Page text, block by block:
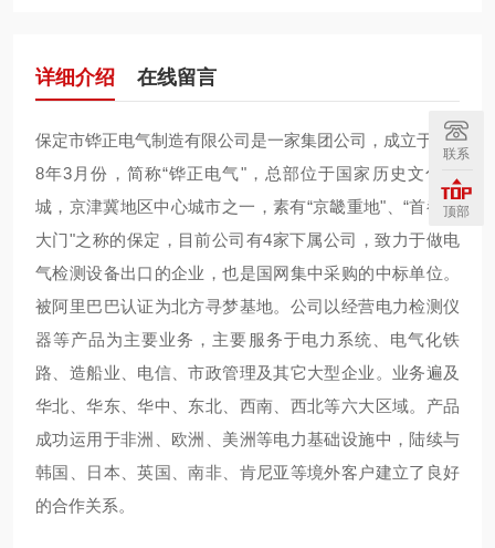
详细介绍 在线留言
保定市铧正电气制造有限公司是一家集团公司，成立于200
8年3月份，简称“铧正电气"，总部位于国家历史文化名
城，京津冀地区中心城市之一，素有“京畿重地"、“首都南
大门"之称的保定，目前公司有4家下属公司，致力于做电
气检测设备出口的企业，也是国网集中采购的中标单位。
被阿里巴巴认证为北方寻梦基地。公司以经营电力检测仪
器等产品为主要业务，主要服务于电力系统、电气化铁
路、造船业、电信、市政管理及其它大型企业。业务遍及
华北、华东、华中、东北、西南、西北等六大区域。产品
成功运用于非洲、欧洲、美洲等电力基础设施中，陆续与
韩国、日本、英国、南非、肯尼亚等境外客户建立了良好
的合作关系。
联系
顶部